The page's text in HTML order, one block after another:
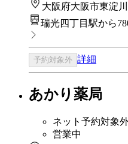
大阪府大阪市東淀
瑞光四丁目駅から
予約対象外 詳細
あかり薬局
ネット予約対象
営業中